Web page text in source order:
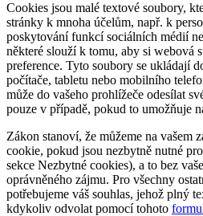
Cookies jsou malé textové soubory,
stránky k mnoha účelům, např. k
poskytování funkcí sociálních médií
některé slouží k tomu, aby si webová
preference. Tyto soubory se ukládají
počítače, tabletu nebo mobilního
může do vašeho prohlížeče odesílat
pouze v případě, pokud to umožňuje
Zákon stanoví, že můžeme na vašem
cookie, pokud jsou nezbytně nutné
sekce Nezbytné cookies), a to bez
oprávněného zájmu. Pro všechny
potřebujeme váš souhlas, jehož plný
kdykoliv odvolat pomocí tohoto